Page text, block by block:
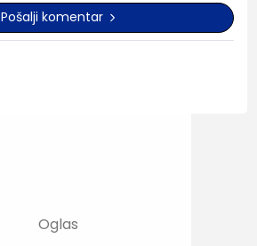
Pošalji komentar